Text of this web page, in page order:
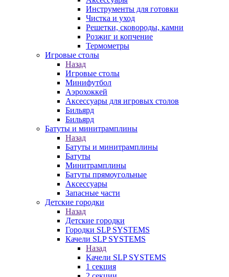
Инструменты для готовки
Чистка и уход
Решетки, сковороды, камни
Розжиг и копчение
Термометры
Игровые столы
Назад
Игровые столы
Минифутбол
Аэрохоккей
Аксессуары для игровых столов
Бильяpд
Бильяpд
Батуты и минитрамплины
Назад
Батуты и минитрамплины
Батуты
Минитрамплины
Батуты прямоугольные
Аксессуары
Запасные части
Детские городки
Назад
Детские городки
Городки SLP SYSTEMS
Качели SLP SYSTEMS
Назад
Качели SLP SYSTEMS
1 секция